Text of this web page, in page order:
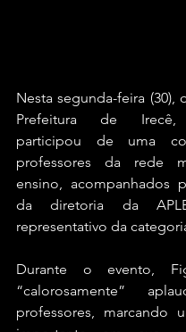
Nesta segunda-feira (30),
Prefeitura de Irecê,
participou de uma
professores da rede
ensino, acompanhados
da diretoria da
representativo da
Durante o evento,
“calorosamente”
professores, marcando